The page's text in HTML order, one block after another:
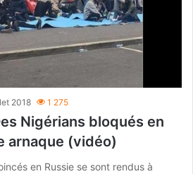
2018 1 275
Nigérians bloqués en
arnaque (vidéo)
en Russie se sont rendus à